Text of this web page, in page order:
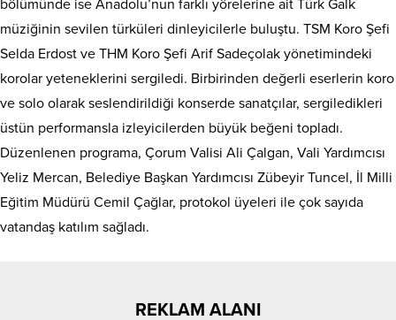
bölümünde ise Anadolu’nun farklı yörelerine ait Türk Galk
müziğinin sevilen türküleri dinleyicilerle buluştu. TSM Koro Şefi
Selda Erdost ve THM Koro Şefi Arif Sadeçolak yönetimindeki
korolar yeteneklerini sergiledi. Birbirinden değerli eserlerin koro
ve solo olarak seslendirildiği konserde sanatçılar, sergiledikleri
üstün performansla izleyicilerden büyük beğeni topladı.
Düzenlenen programa, Çorum Valisi Ali Çalgan, Vali Yardımcısı
Yeliz Mercan, Belediye Başkan Yardımcısı Zübeyir Tuncel, İl Milli
Eğitim Müdürü Cemil Çağlar, protokol üyeleri ile çok sayıda
vatandaş katılım sağladı.
REKLAM ALANI